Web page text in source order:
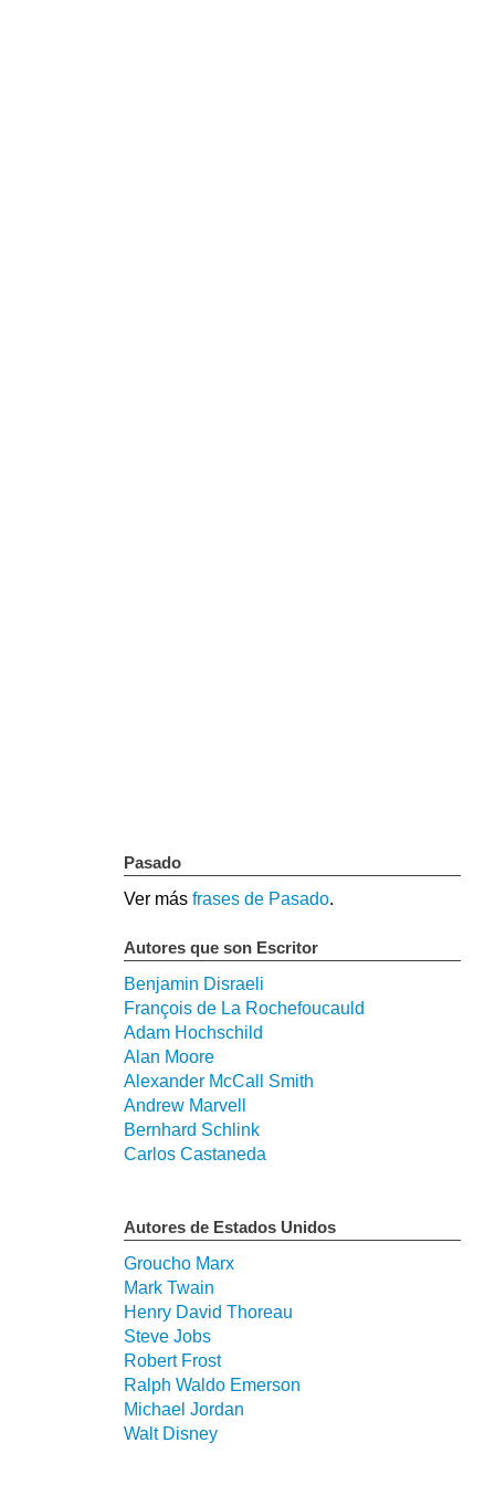
Pasado
Ver más frases de Pasado.
Autores que son Escritor
Benjamin Disraeli
François de La Rochefoucauld
Adam Hochschild
Alan Moore
Alexander McCall Smith
Andrew Marvell
Bernhard Schlink
Carlos Castaneda
Autores de Estados Unidos
Groucho Marx
Mark Twain
Henry David Thoreau
Steve Jobs
Robert Frost
Ralph Waldo Emerson
Michael Jordan
Walt Disney